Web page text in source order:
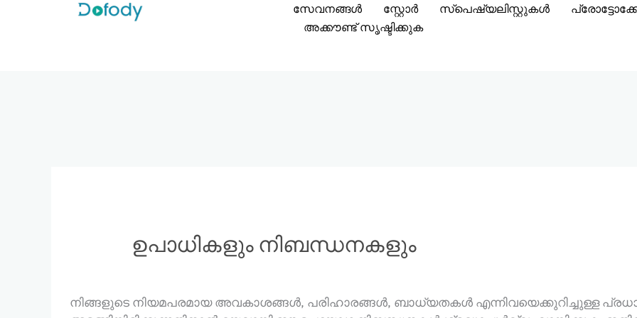
ഉള്ളടക്കത്തിലേക്ക്
സേവനങ്ങൾ സ്റ്റോർ സ്പെഷ്യലിസ്റ്റുകൾ
അക്കൗണ്ട് സൃഷ്ടിക്കുക
ഉപാധികളും നിബന്ധനകളും
നിങ്ങളുടെ നിയമപരമായ അവകാശങ്ങൾ, പരിഹാരങ്ങൾ, ബാധ്യതകൾ എന്നിവയെക്കുറിച്ചുള്ള